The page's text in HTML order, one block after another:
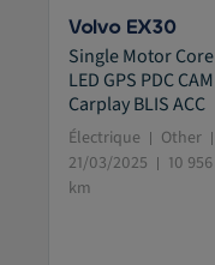
Volvo EX30
Single Motor Core
LED GPS PDC CAM
Carplay BLIS ACC
Électrique
Other
21/03/2025
10 956
km